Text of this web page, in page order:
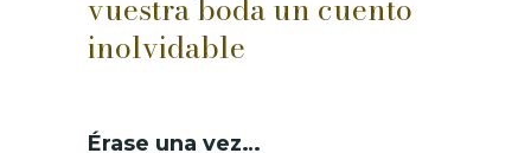
inolvidable
Érase una vez…